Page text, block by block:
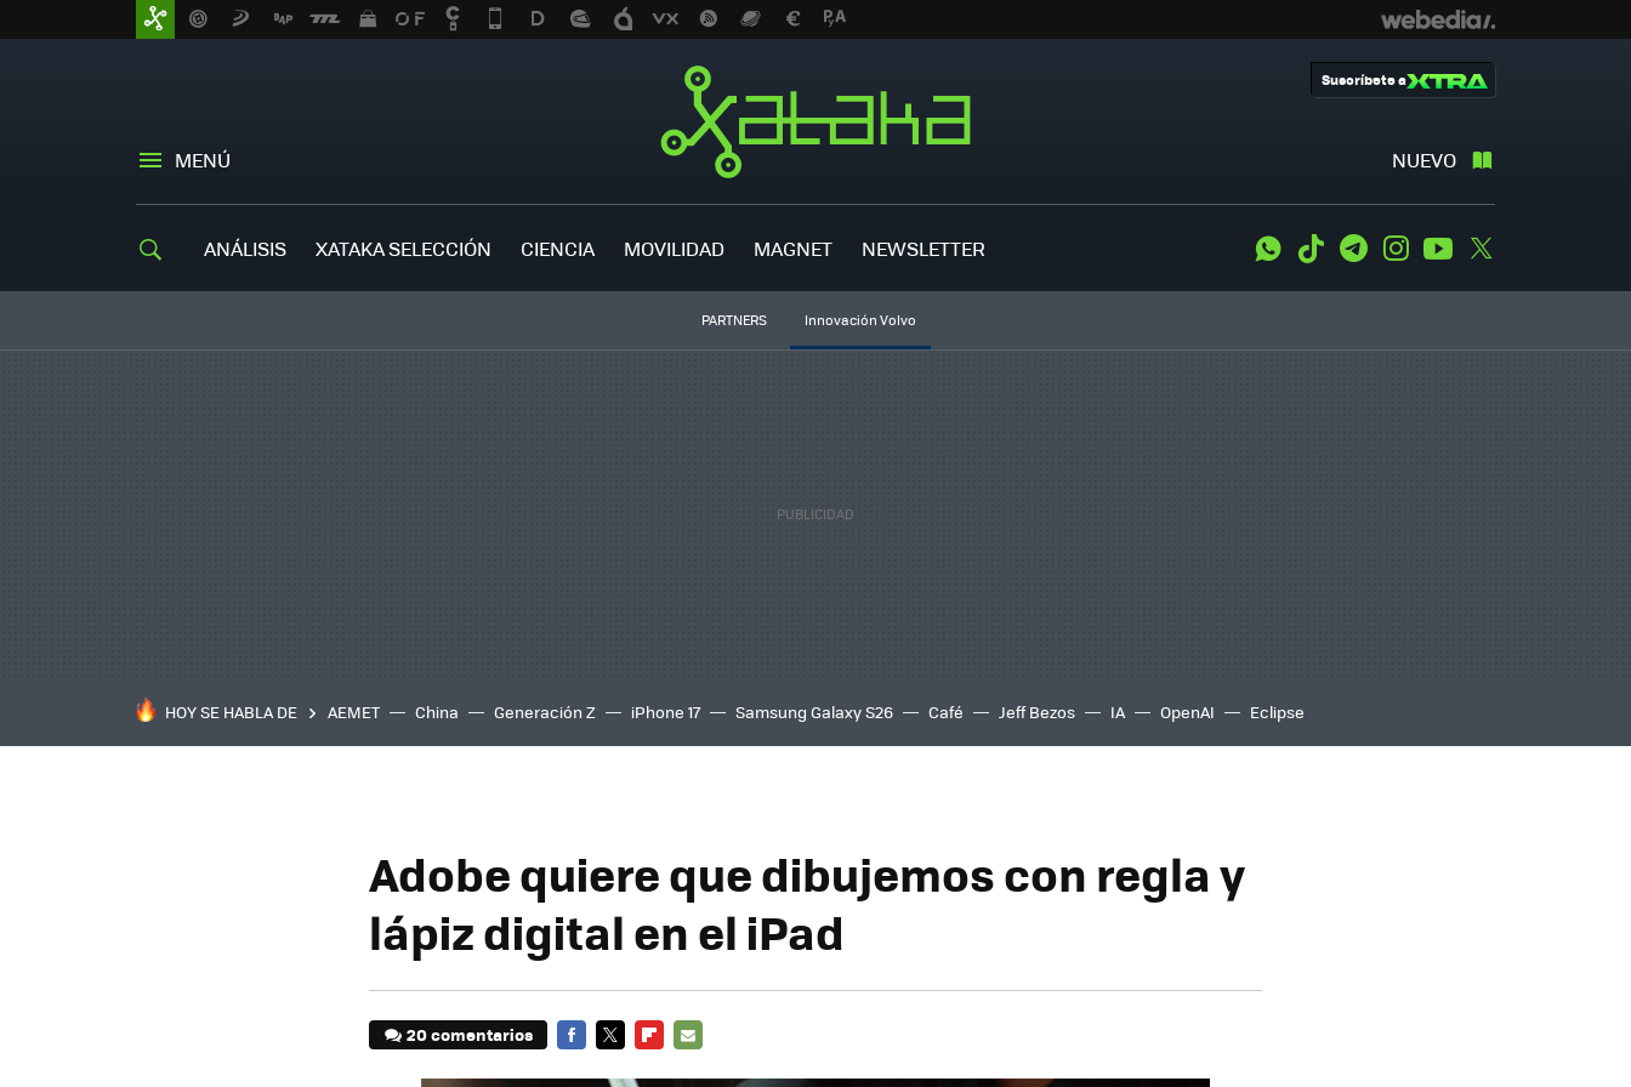
MENÚ NUEVO
Suscríbete a
ANÁLISIS XATAKA SELECCIÓN CIENCIA MOVILIDAD MAGNET NEWSLETTER WhatsApp
Tiktok TelegramInstagramYoutube
PARTNERS Innovación Volvo
HOY SE HABLA DE AEMET China Generación Z iPhone 17 Samsung Galaxy S26 Café Jeff Bezos IA OpenAI Eclipse
Adobe quiere que dibujemos con regla y
lápiz digital en el iPad
20 comentarios